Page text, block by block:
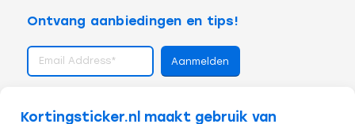
Kortingsticker.nl maakt gebruik van
Ontvang aanbiedingen en tips!